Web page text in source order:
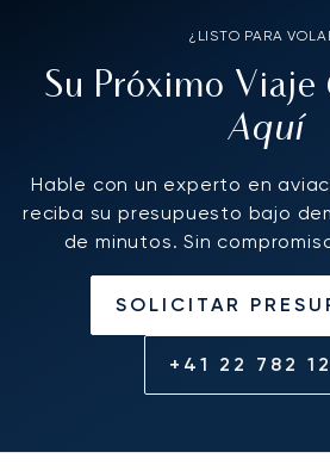
¿LISTO PARA
Su Próximo Viaje
Aquí
Hable con un experto en
reciba su presupuesto bajo
de minutos. Sin
SOLICITAR
+41 22 782